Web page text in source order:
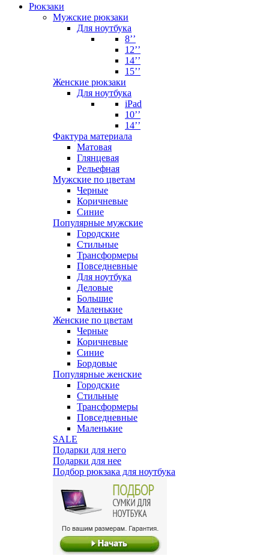
Рюкзаки
Мужские рюкзаки
Для ноутбука
8’’
12’’
14’’
15’’
Женские рюкзаки
Для ноутбука
iPad
10’’
14’’
Фактура материала
Матовая
Глянцевая
Рельефная
Мужские по цветам
Черные
Коричневые
Синие
Популярные мужские
Городские
Стильные
Трансформеры
Повседневные
Для ноутбука
Деловые
Большие
Маленькие
Женские по цветам
Черные
Коричневые
Синие
Бордовые
Популярные женские
Городские
Стильные
Трансформеры
Повседневные
Маленькие
SALE
Подарки для него
Подарки для нее
Подбор рюкзака для ноутбука